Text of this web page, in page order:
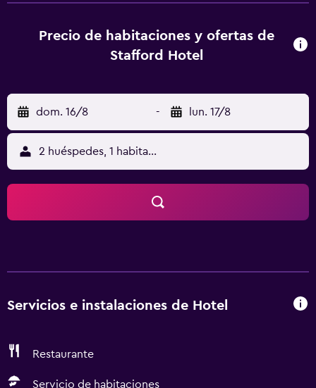
Precio de habitaciones y ofertas de
Stafford Hotel
dom. 16/8 - lun. 17/8
2 huéspedes, 1 habitación
Servicios e instalaciones de Hotel
Restaurante
Servicio de habitaciones